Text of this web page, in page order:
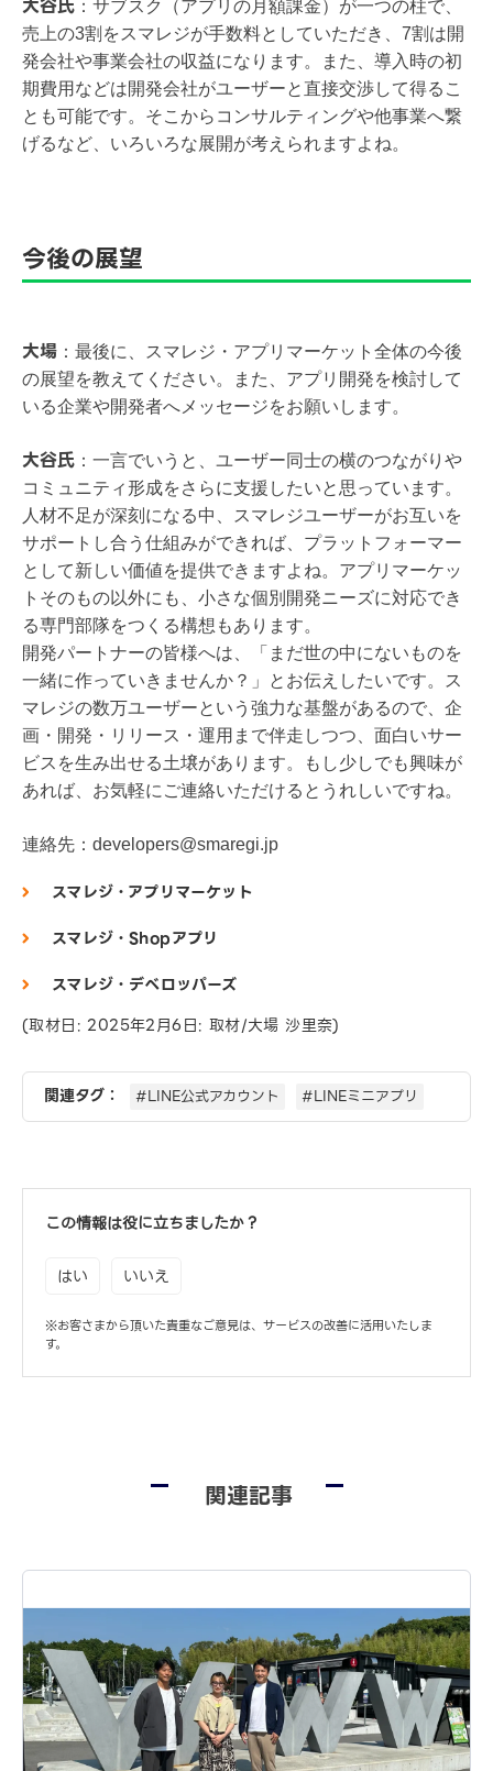
大谷氏 ： サブスク（アプリの月額課金）が一つの柱で、
売上の3割をスマレジが手数料としていただき、7割は開
発会社や事業会社の収益になります。また、導入時の初
期費用などは開発会社がユーザーと直接交渉して得るこ
とも可能です。そこからコンサルティングや他事業へ繋
げるなど、いろいろな展開が考えられますよね。
今後の展望
大場 ： 最後に、スマレジ・アプリマーケット全体の今後
の展望を教えてください。また、アプリ開発を検討して
いる企業や開発者へメッセージをお願いします。
大谷氏 ： 一言でいうと、ユーザー同士の横のつながりや
コミュニティ形成をさらに支援したいと思っています。
人材不足が深刻になる中、スマレジユーザーがお互いを
サポートし合う仕組みができれば、プラットフォーマー
として新しい価値を提供できますよね。アプリマーケッ
トそのもの以外にも、小さな個別開発ニーズに対応でき
る専門部隊をつくる構想もあります。
開発パートナーの皆様へは、「まだ世の中にないものを
一緒に作っていきませんか？」とお伝えしたいです。ス
マレジの数万ユーザーという強力な基盤があるので、企
画・開発・リリース・運用まで伴走しつつ、面白いサー
ビスを生み出せる土壌があります。もし少しでも興味が
あれば、お気軽にご連絡いただけるとうれしいですね。
連絡先：developers@smaregi.jp
スマレジ・アプリマーケット
スマレジ・Shopアプリ
スマレジ・デベロッパーズ
(取材日: 2025年2月6日: 取材/大場 沙里奈)
関連タグ： #LINE公式アカウント #LINEミニアプリ
この情報は役に立ちましたか？
はい いいえ
※お客さまから頂いた貴重なご意見は、サービスの改善に活用いたしま
す。
関連記事